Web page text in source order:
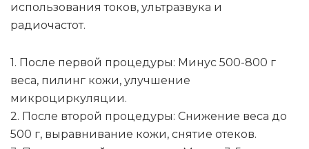
использования токов, ультразвука и
радиочастот.
1. После первой процедуры: Минус 500-800 г
веса, пилинг кожи, улучшение
микроциркуляции.
2. После второй процедуры: Снижение веса до
500 г, выравнивание кожи, снятие отеков.